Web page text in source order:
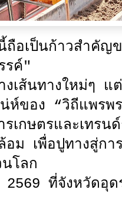
นี้ถือเป็นก้าวสำคั
รค์"
เส้นทางใหม่ๆ แ
น่ห์ของ “วิถีแพร
เกษตรและเทรน
อม เพื่อปูทางสู่ก
โลก
2569 ที่จังหวัดอุ